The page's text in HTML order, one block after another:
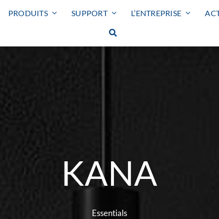
PRODUITS
Eclairage extérieur
SMART LIGHTING
SUPPORT L’ENTREPRISE
KANA
Essentials